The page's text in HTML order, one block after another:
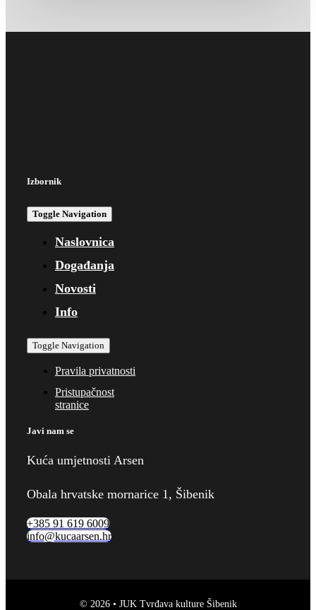
Izbornik
Toggle Navigation
Naslovnica
Događanja
Novosti
Info
Toggle Navigation
Pravila privatnosti
Pristupačnost
stranice
Javi nam se
Kuća umjetnosti Arsen
Obala hrvatske mornarice 1, Šibenik
+385 91 619 6009
info@kucaarsen.hr
© 2026 • JUK Tvrđava kulture Šibenik